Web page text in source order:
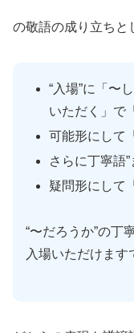
の敬語の成り立ち
“入場”に「〜
いただく」で
可能形にして
さらに丁寧語
疑問形にして
“〜だろうか”の丁
入場いただけます